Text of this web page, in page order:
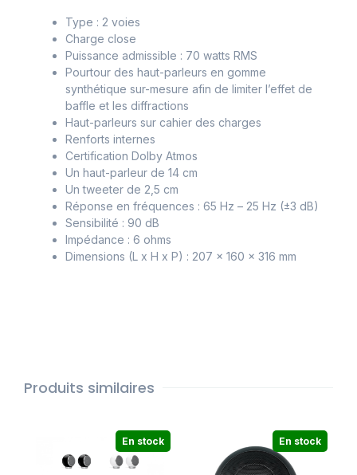
Type : 2 voies
Charge close
Puissance admissible : 70 watts RMS
Pourtour des haut-parleurs en gomme
synthétique sur-mesure afin de limiter l’effet de
baffle et les diffractions
Haut-parleurs sur cahier des charges
Renforts internes
Certification Dolby Atmos
Un haut-parleur de 14 cm
Un tweeter de 2,5 cm
Réponse en fréquences : 65 Hz – 25 Hz (±3 dB)
Sensibilité : 90 dB
Impédance : 6 ohms
Dimensions (L x H x P) : 207 x 160 x 316 mm
Produits similaires
En stock En stock